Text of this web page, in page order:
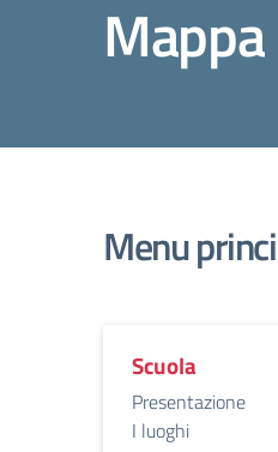
Menu
Scuola
Presentazione
I luoghi